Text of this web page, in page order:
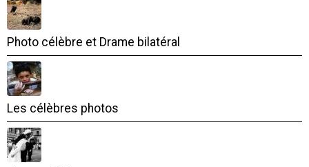
Photo célèbre et Drame bilatéral
Les célèbres photos